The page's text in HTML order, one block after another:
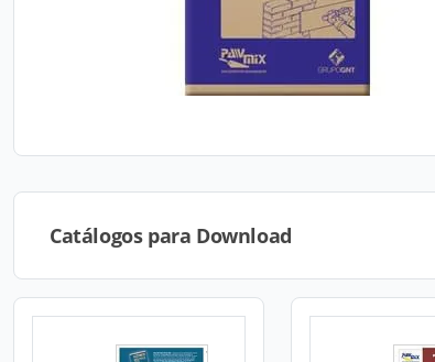
Catálogos para Download